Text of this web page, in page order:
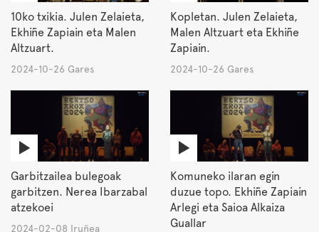
10ko txikia. Julen Zelaieta,
Ekhiñe Zapiain eta Malen
Altzuart.
2024-10-26 Gares
Kopletan. Julen Zelaieta,
Malen Altzuart eta Ekhiñe
Zapiain.
2024-10-26 Gares
Garbitzailea bulegoak
garbitzen. Nerea Ibarzabal
atzekoei
2024-02-08 Iruñea
Komuneko ilaran egin
duzue topo. Ekhiñe Zapiain
Arlegi eta Saioa Alkaiza
Guallar